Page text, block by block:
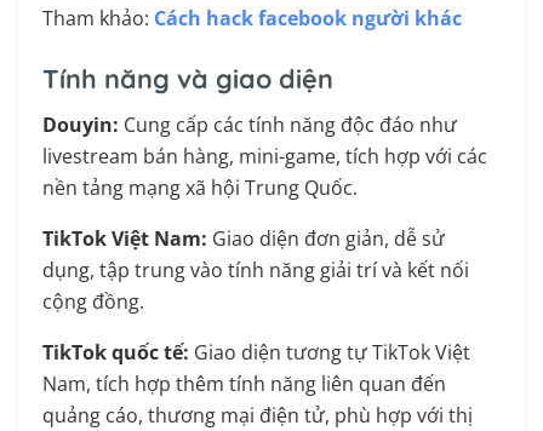
Tham khảo: Cách hack facebook người khác
Tính năng và giao diện
Douyin: Cung cấp các tính năng độc đáo như
livestream bán hàng, mini-game, tích hợp với các
nền tảng mạng xã hội Trung Quốc.
TikTok Việt Nam: Giao diện đơn giản, dễ sử
dụng, tập trung vào tính năng giải trí và kết nối
cộng đồng.
TikTok quốc tế: Giao diện tương tự TikTok Việt
Nam, tích hợp thêm tính năng liên quan đến
quảng cáo, thương mại điện tử, phù hợp với thị